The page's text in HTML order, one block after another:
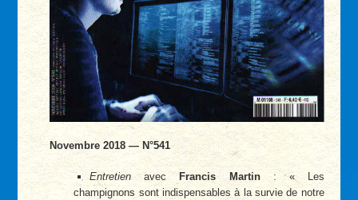
Novembre 2018 — N°541
Entretien avecFrancis Martin: « Les
champignons sont indispensables à la survie de notre